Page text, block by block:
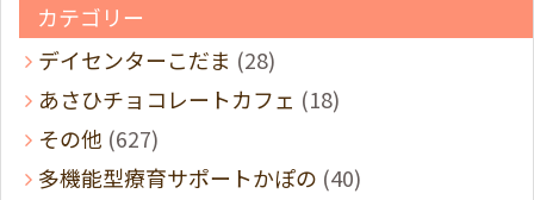
カテゴリー
デイセンターこだま (28)
あさひチョコレートカフェ (18)
その他 (627)
多機能型療育サポートかぽの (40)